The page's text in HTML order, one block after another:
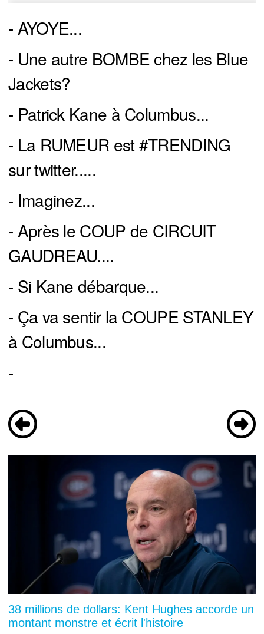
- AYOYE...
- Une autre BOMBE chez les Blue
Jackets?
- Patrick Kane à Columbus...
- La RUMEUR est #TRENDING
sur twitter.....
- Imaginez...
- Après le COUP de CIRCUIT
GAUDREAU....
- Si Kane débarque...
- Ça va sentir la COUPE STANLEY
à Columbus...
-
38 millions de dollars: Kent Hughes accorde un
montant monstre et écrit l'histoire